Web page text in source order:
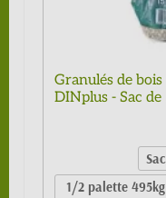
Granulés de
DINplus - Sac
1/2 palette 495kg